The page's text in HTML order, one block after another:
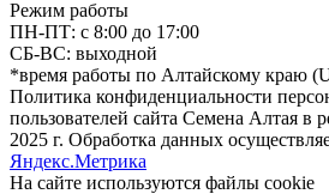
Режим работы
ПН-ПТ: с 8:00 до 17:00
СБ-ВС: выходной
*время работы по Алтайскому краю
Политика конфиденциальности
пользователей сайта Семена Алтая в
2025 г. Обработка данных
Яндекс.Метрика
На сайте используются файлы сookie